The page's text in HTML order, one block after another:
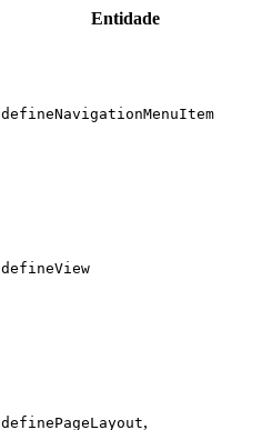
Entidade
defineNavigationMenuItem
defineView
definePageLayout,